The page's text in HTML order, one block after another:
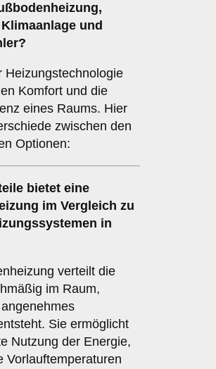
,
Klimaanlage und
?
Heizungstechnologie
Komfort und die
eines Raums. Hier
zwischen den
Optionen:
bietet eine
im Vergleich zu
in
verteilt die
im Raum,
Sie ermöglicht
Nutzung der Energie,
Vorlauftemperaturen